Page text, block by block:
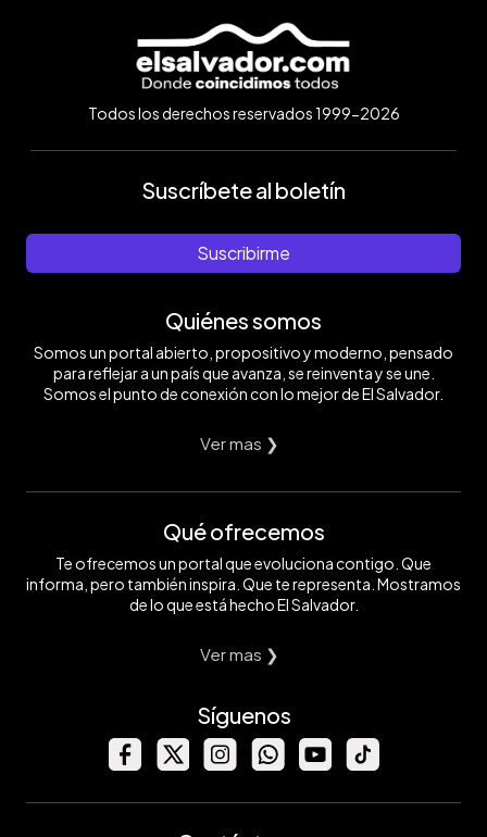
Todos los derechos reservados 1999-2026
Suscríbete al boletín
Suscribirme
Quiénes somos
Somos un portal abierto, propositivo y moderno, pensado
para reflejar a un país que avanza, se reinventa y se une.
Somos el punto de conexión con lo mejor de El Salvador.
Ver mas ❯
Qué ofrecemos
Te ofrecemos un portal que evoluciona contigo. Que
informa, pero también inspira. Que te representa. Mostramos
de lo que está hecho El Salvador.
Ver mas ❯
Síguenos